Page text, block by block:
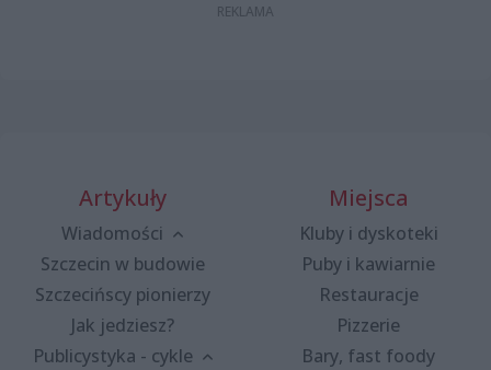
Artykuły
Wiadomości
Szczecin w budowie
Szczecińscy pionierzy
Jak jedziesz?
Publicystyka - cykle
Miejsca
Kluby i dyskoteki
Puby i kawiarnie
Restauracje
Pizzerie
Bary, fast foody